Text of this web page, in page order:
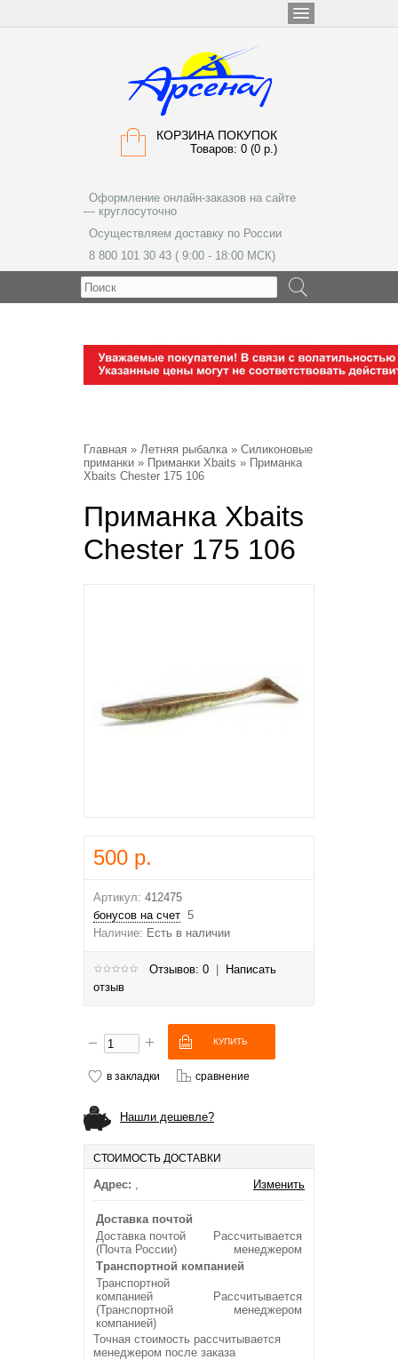
КОРЗИНА ПОКУПОК
Товаров: 0 (0 р.)
Оформление онлайн-заказов на сайте
— круглосуточно
Осуществляем доставку по России
8 800 101 30 43 ( 9:00 - 18:00 МСК)
Главная » Летняя рыбалка» Силиконовые
приманки » Приманки Xbaits » Приманка
Xbaits Chester 175 106
Приманка Xbaits
Chester 175 106
500 р.
Артикул: 412475
бонусов на счет 5
Наличие: Есть в наличии
Отзывов: 0
Написать
отзыв
в закладки сравнение
Нашли дешевле?
СТОИМОСТЬ ДОСТАВКИ
Адрес: , Изменить
Доставка почтой
Доставка почтой
(Почта России)
Рассчитывается
менеджером
Транспортной компанией
Транспортной
компанией
(Транспортной
компанией)
Рассчитывается
менеджером
Точная стоимость рассчитывается
менеджером после заказа